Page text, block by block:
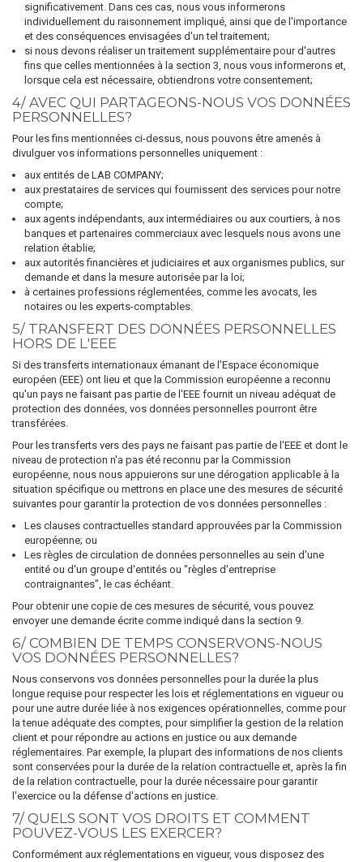
significativement. Dans ces cas, nous vous informerons
individuellement du raisonnement impliqué, ainsi que de l'importance
et des conséquences envisagées d'un tel traitement;
si nous devons réaliser un traitement supplémentaire pour d'autres
fins que celles mentionnées à la section 3, nous vous informerons et,
lorsque cela est nécessaire, obtiendrons votre consentement;
4/ AVEC QUI PARTAGEONS-NOUS VOS DONNÉES
PERSONNELLES?
Pour les fins mentionnées ci-dessus, nous pouvons être amenés à
divulguer vos informations personnelles uniquement :
aux entités de LAB COMPANY;
aux prestataires de services qui fournissent des services pour notre
compte;
aux agents indépendants, aux intermédiaires ou aux courtiers, à nos
banques et partenaires commerciaux avec lesquels nous avons une
relation établie;
aux autorités financières et judiciaires et aux organismes publics, sur
demande et dans la mesure autorisée par la loi;
à certaines professions réglementées, comme les avocats, les
notaires ou les experts-comptables.
5/ TRANSFERT DES DONNÉES PERSONNELLES
HORS DE L'EEE
Si des transferts internationaux émanant de l'Espace économique
européen (EEE) ont lieu et que la Commission européenne a reconnu
qu'un pays ne faisant pas partie de l'EEE fournit un niveau adéquat de
protection des données, vos données personnelles pourront être
transférées.
Pour les transferts vers des pays ne faisant pas partie de l'EEE et dont le
niveau de protection n'a pas été reconnu par la Commission
européenne, nous nous appuierons sur une dérogation applicable à la
situation spécifique ou mettrons en place une des mesures de sécurité
suivantes pour garantir la protection de vos données personnelles :
Les clauses contractuelles standard approuvées par la Commission
européenne; ou
Les règles de circulation de données personnelles au sein d'une
entité ou d'un groupe d'entités ou "règles d'entreprise
contraignantes", le cas échéant.
Pour obtenir une copie de ces mesures de sécurité, vous pouvez
envoyer une demande écrite comme indiqué dans la section 9.
6/ COMBIEN DE TEMPS CONSERVONS-NOUS
VOS DONNÉES PERSONNELLES?
Nous conservons vos données personnelles pour la durée la plus
longue requise pour respecter les lois et réglementations en vigueur ou
pour une autre durée liée à nos exigences opérationnelles, comme pour
la tenue adéquate des comptes, pour simplifier la gestion de la relation
client et pour répondre au actions en justice ou aux demande
réglementaires. Par exemple, la plupart des informations de nos clients
sont conservées pour la durée de la relation contractuelle et, après la fin
de la relation contractuelle, pour la durée nécessaire pour garantir
l'exercice ou la défense d'actions en justice.
7/ QUELS SONT VOS DROITS ET COMMENT
POUVEZ-VOUS LES EXERCER?
Conformément aux réglementations en vigueur, vous disposez des